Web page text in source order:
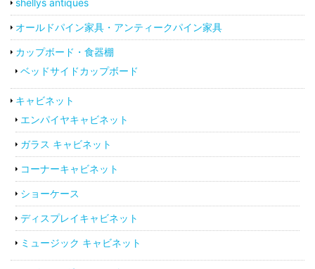
オールドパイン家具・アンティークパイン家具
カップボード・食器棚
ベッドサイドカップボード
キャビネット
エンパイヤキャビネット
ガラス キャビネット
コーナーキャビネット
ショーケース
ディスプレイキャビネット
ミュージック キャビネット